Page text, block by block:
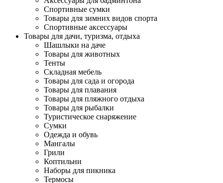
Спортивные сумки
Товары для зимних видов спорта
Спортивные аксессуары
Товары для дачи, туризма, отдыха
Шашлыки на даче
Товары для животных
Тенты
Складная мебель
Товары для сада и огорода
Товары для плавания
Товары для пляжного отдыха
Товары для рыбалки
Туристическое снаряжение
Сумки
Одежда и обувь
Мангалы
Грили
Коптильни
Наборы для пикника
Термосы